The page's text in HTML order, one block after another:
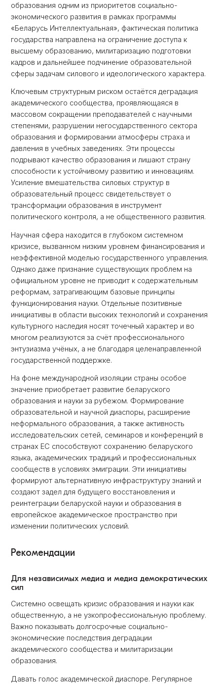
образования одним из приоритетов социально-
экономического развития в рамках программы
«Беларусь Интеллектуальная», фактическая политика
государства направлена на ограничение доступа к
высшему образованию, милитаризацию подготовки
кадров и дальнейшее подчинение образовательной
сферы задачам силового и идеологического характера.
Ключевым структурным риском остаётся деградация
академического сообщества, проявляющаяся в
массовом сокращении преподавателей с научными
степенями, разрушении негосударственного сектора
образования и формировании атмосферы страха и
давления в учебных заведениях. Эти процессы
подрывают качество образования и лишают страну
способности к устойчивому развитию и инновациям.
Усиление вмешательства силовых структур в
образовательный процесс свидетельствует о
трансформации образования в инструмент
политического контроля, а не общественного развития.
Научная сфера находится в глубоком системном
кризисе, вызванном низким уровнем финансирования и
неэффективной моделью государственного управления.
Однако даже признание существующих проблем на
официальном уровне не приводит к содержательным
реформам, затрагивающим базовые принципы
функционирования науки. Отдельные позитивные
инициативы в области высоких технологий и сохранения
культурного наследия носят точечный характер и во
многом реализуются за счёт профессионального
энтузиазма учёных, а не благодаря целенаправленной
государственной поддержке.
На фоне международной изоляции страны особое
значение приобретает развитие беларуского
образования и науки за рубежом. Формирование
образовательной и научной диаспоры, расширение
неформального образования, а также активность
исследовательских сетей, семинаров и конференций в
странах ЕС способствуют сохранению беларуского
языка, академических традиций и профессиональных
сообществ в условиях эмиграции. Эти инициативы
формируют альтернативную инфраструктуру знаний и
создают задел для будущего восстановления и
реинтеграции беларуской науки и образования в
европейское академическое пространство при
изменении политических условий.
Рекомендации
Для независимых медиа и медиа демократических
сил
Системно освещать кризис образования и науки как
общественную, а не узкопрофессиональную проблему.
Важно показывать долгосрочные социально-
экономические последствия деградации
академического сообщества и милитаризации
образования.
Давать голос академической диаспоре. Регулярное